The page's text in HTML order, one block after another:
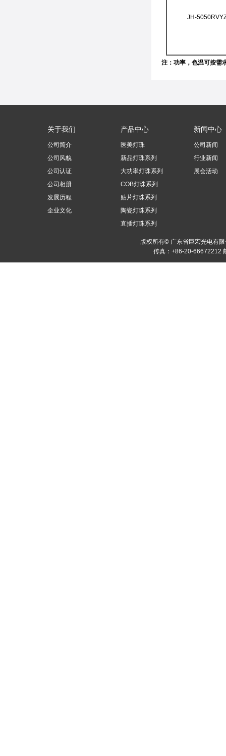
JH-
注：功率，色温可按需
关于我们
公司简介
公司风貌
公司认证
公司相册
发展历程
企业文化
产品中心
医美灯珠
新品灯珠系列
大功率灯珠系列
COB灯珠系列
贴片灯珠系列
陶瓷灯珠系列
直插灯珠系列
新闻中心
公司新闻
行业新闻
展会活动
版权所有© 广东省巨宏光电有
传真：+86-20-66672212